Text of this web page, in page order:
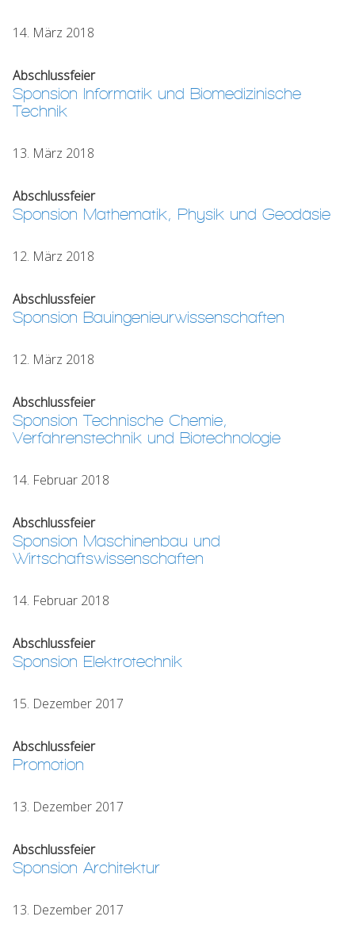
14. März 2018
Abschlussfeier
Sponsion Informatik und Biomedizinische
Technik
13. März 2018
Abschlussfeier
Sponsion Mathematik, Physik und Geodäsie
12. März 2018
Abschlussfeier
Sponsion Bauingenieurwissenschaften
12. März 2018
Abschlussfeier
Sponsion Technische Chemie,
Verfahrenstechnik und Biotechnologie
14. Februar 2018
Abschlussfeier
Sponsion Maschinenbau und
Wirtschaftswissenschaften
14. Februar 2018
Abschlussfeier
Sponsion Elektrotechnik
15. Dezember 2017
Abschlussfeier
Promotion
13. Dezember 2017
Abschlussfeier
Sponsion Architektur
13. Dezember 2017